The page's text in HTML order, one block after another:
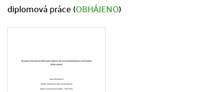
diplomová práce (OBHÁJENO)